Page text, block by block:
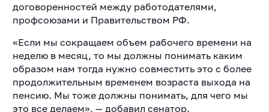
договоренностей между работодателями,
профсоюзами и Правительством РФ.
«Если мы сокращаем объем рабочего времени на
неделю в месяц, то мы должны понимать каким
образом нам тогда нужно совместить это с более
продолжительным временем возраста выхода на
пенсию. Мы тоже должны понимать, для чего мы
это все делаем», — добавил сенатор.